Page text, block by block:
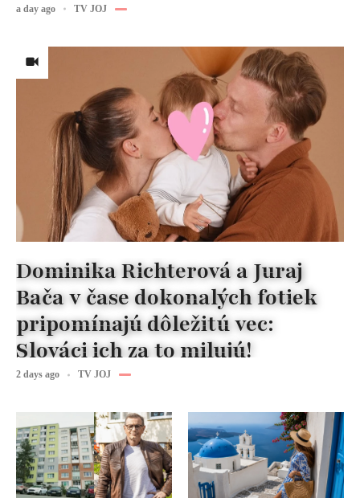
a day ago TV JOJ
Dominika Richterová a Juraj
Bača v čase dokonalých fotiek
pripomínajú dôležitú vec:
Slováci ich za to milujú!
2 days ago TV JOJ